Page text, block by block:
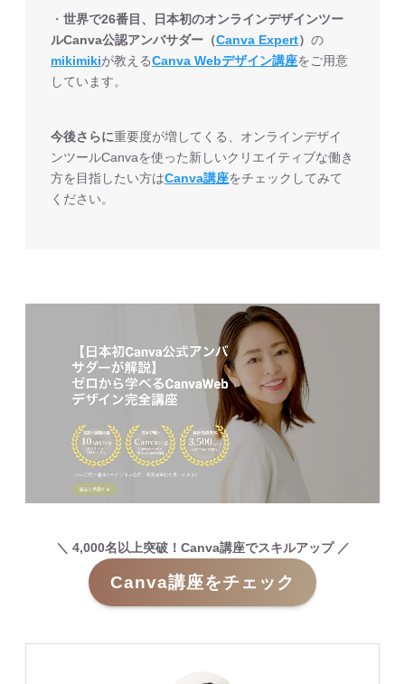
・世界で26番目、日本初のオンラインデザインツー
ルCanva公認アンバサダー（Canva Expert）の
mikimikiが教えるCanva Webデザイン講座をご用意
しています。
今後さらに重要度が増してくる、オンラインデザイ
ンツールCanvaを使った新しいクリエイティブな働き
方を目指したい方はCanva講座をチェックしてみて
ください。
＼ 4,000名以上突破！Canva講座でスキルアップ ／
Canva講座をチェック